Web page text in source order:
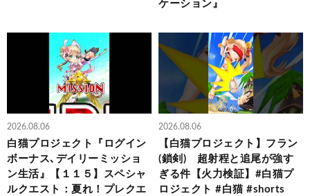
ケーション』
2026.08.06
白猫プロジェクト『ログイン
ボーナス､デイリーミッショ
ン生活』【１１５】スペシャ
ルクエスト：夏れ！プレクエ
2026.08.06
【白猫プロジェクト】フラン
(鎖剣) 超射程と追尾が強す
ぎる件【火力検証】#白猫プ
ロジェクト #白猫 #shorts